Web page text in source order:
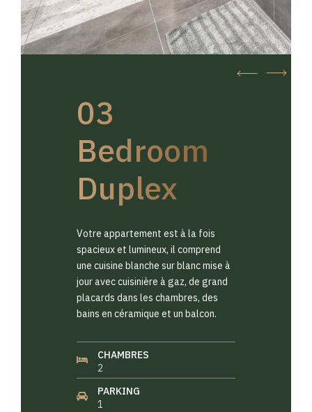
03
Bedroom
Duplex
Votre appartement est à la fois
spacieux et lumineux, il comprend
une cuisine blanche sur blanc mise à
jour avec cuisinière à gaz, de grand
placards dans les chambres, des
bains en céramique et un balcon.
CHAMBRES
2
PARKING
1